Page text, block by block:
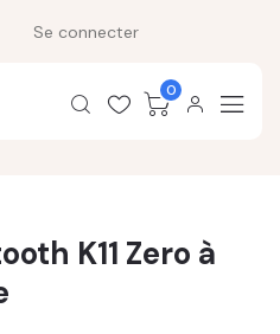
Se connecter
0
K11 Zero à